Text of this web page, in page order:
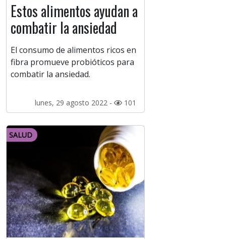
Estos alimentos ayudan a
combatir la ansiedad
El consumo de alimentos ricos en
fibra promueve probióticos para
combatir la ansiedad.
lunes, 29 agosto 2022 - 101
SALUD